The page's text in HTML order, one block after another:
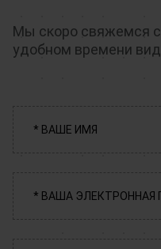
Мы скоро свяжемся
удобном времени